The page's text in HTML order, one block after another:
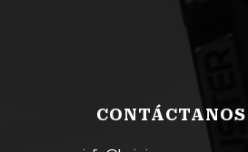
CONTÁCTANOS